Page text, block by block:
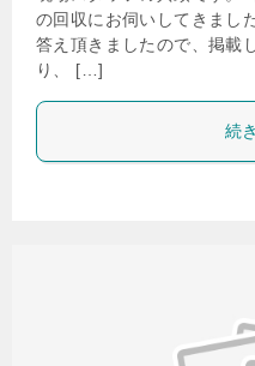
の回収にお伺いしてきまし
答え頂きましたので、掲載
り、 […]
続